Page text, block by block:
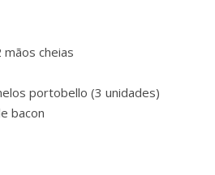
cheias
portobello (3 unidades)
bacon